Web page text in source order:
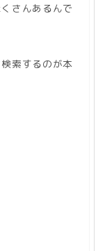
さんあるんで
索するのが本